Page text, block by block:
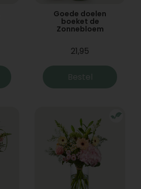
Goede doelen
boeket de
Zonnebloem
21,95
Bestel